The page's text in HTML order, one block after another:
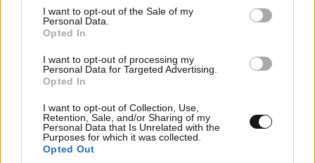
consent section.
I want to opt-out of the Sale of my
Personal Data.
Opted In
I want to opt-out of processing my
Personal Data for Targeted Advertising.
Opted In
I want to opt-out of Collection, Use,
Retention, Sale, and/or Sharing of my
Personal Data that Is Unrelated with the
Purposes for which it was collected.
Opted Out
ΣΚΑΪ: Τέλος συνεργασίας με τον διευθύνοντα
σύμβουλο Γρηγόρη Δημητριάδη